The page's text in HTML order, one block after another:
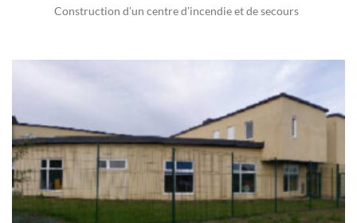
Construction d’un centre d’incendie et de secours